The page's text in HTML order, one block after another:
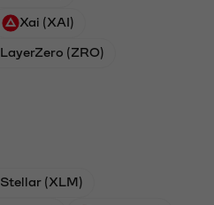
Xai (XAI)
LayerZero (ZRO)
Stellar (XLM)